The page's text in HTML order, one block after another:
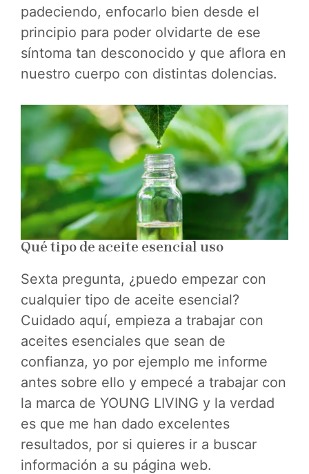
padeciendo, enfocarlo bien desde el
principio para poder olvidarte de ese
síntoma tan desconocido y que aflora en
nuestro cuerpo con distintas dolencias.
Qué tipo de aceite esencial uso
Sexta pregunta, ¿puedo empezar con
cualquier tipo de aceite esencial?
Cuidado aquí, empieza a trabajar con
aceites esenciales que sean de
confianza, yo por ejemplo me informe
antes sobre ello y empecé a trabajar con
la marca de YOUNG LIVING y la verdad
es que me han dado excelentes
resultados, por si quieres ir a buscar
información a su página web.